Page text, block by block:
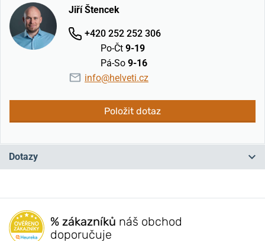
Jiří Štencek
+420 252 252 306
Po-Čt 9-19
Pá-So 9-16
info@helveti.cz
Položit dotaz
Dotazy
Máte otázku? Zanechte nám komentář
Přidat dotaz
% zákazníků náš obchod
doporučuje